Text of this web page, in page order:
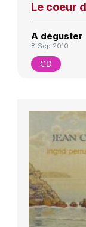
Le coeur
A déguster
8 Sep 2010
CD